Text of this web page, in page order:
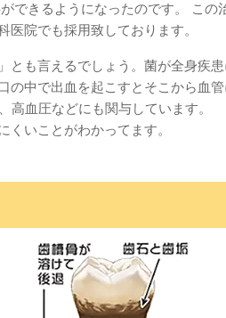
できるようになったのです。 この
医院でも採用致しております。
も言えるでしょう。菌が全身疾
中で出血を起こすとそこから血
血圧などにも関与しています。
いことがわかってます。